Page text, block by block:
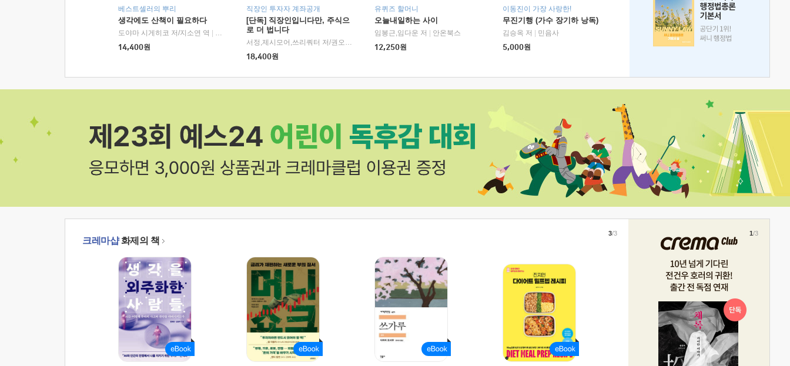
베스트셀러의 뿌리
생각에도 산책이 필요하다
도야마 시게히코 저/지소연 역
알에이치코리아(RHK)
14,400원
직장인 투자자 계좌공개
[단독] 직장인입니다만, 주식으
로 더 법니다
서정,제시모어,쓰리쿼터 저/권오태,시그널리포트 편
18,400원
유퀴즈 할머니
오늘내일하는 사이
임봉근,임다운 저
안온북스
12,250원
이동진이 가장 사랑한!
무진기행 (가수 장기하 낭독)
김승옥 저
민음사
5,000원
크레마샵화제의 책
3/3 1/3